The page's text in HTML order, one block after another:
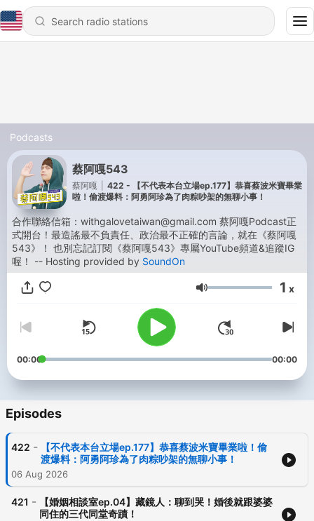
Podcasts
蔡阿嘎543
蔡阿嘎
422 - 【不代表本台立場ep.177】恭喜蔡波米寶畢業
啦！偷渡爆料：阿勇阿珍為了肉粽吵架的無聊小事！
合作聯絡信箱：withgalovetaiwan@gmail.com 蔡阿嘎Podcast正
式開台！最造謠最不負責任、政治最不正確的言論，就在《蔡阿嘎
543》！ 也別忘記訂閱《蔡阿嘎543》專屬YouTube頻道&追蹤IG
喔！ -- Hosting provided by SoundOn
Volume 1 x
00:00 00:00
Episodes
422 -
【不代表本台立場ep.177】恭喜蔡波米寶畢業啦！偷
渡爆料：阿勇阿珍為了肉粽吵架的無聊小事！
06 Aug 2026
421 -
【婚姻相談室ep.04】藏鏡人：聊到哭！婚後就跟婆婆
同住的三代同堂奇蹟！